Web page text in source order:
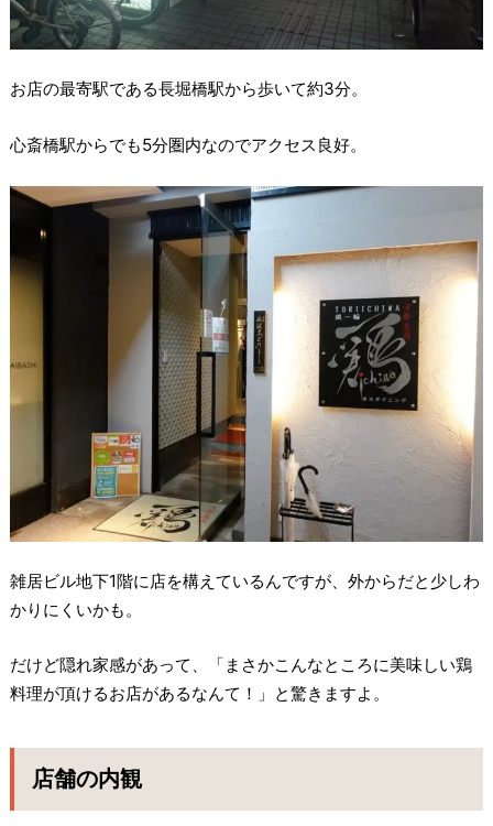
お店の最寄駅である長堀橋駅から歩いて約3分。
心斎橋駅からでも5分圏内なのでアクセス良好。
雑居ビル地下1階に店を構えているんですが、外からだと少しわ
かりにくいかも。
だけど隠れ家感があって、「まさかこんなところに美味しい鶏
料理が頂けるお店があるなんて！」と驚きますよ。
店舗の内観